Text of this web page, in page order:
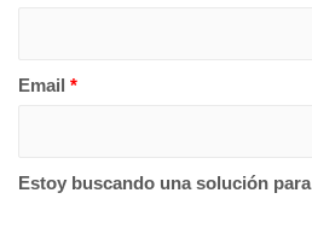
Email *
Estoy buscando una solución para